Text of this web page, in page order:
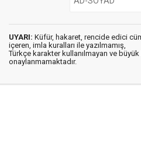
UYARI: Küfür, hakaret, rencide edici
içeren, imla kuralları ile yazılmamış,
Türkçe karakter kullanılmayan ve
onaylanmamaktadır.